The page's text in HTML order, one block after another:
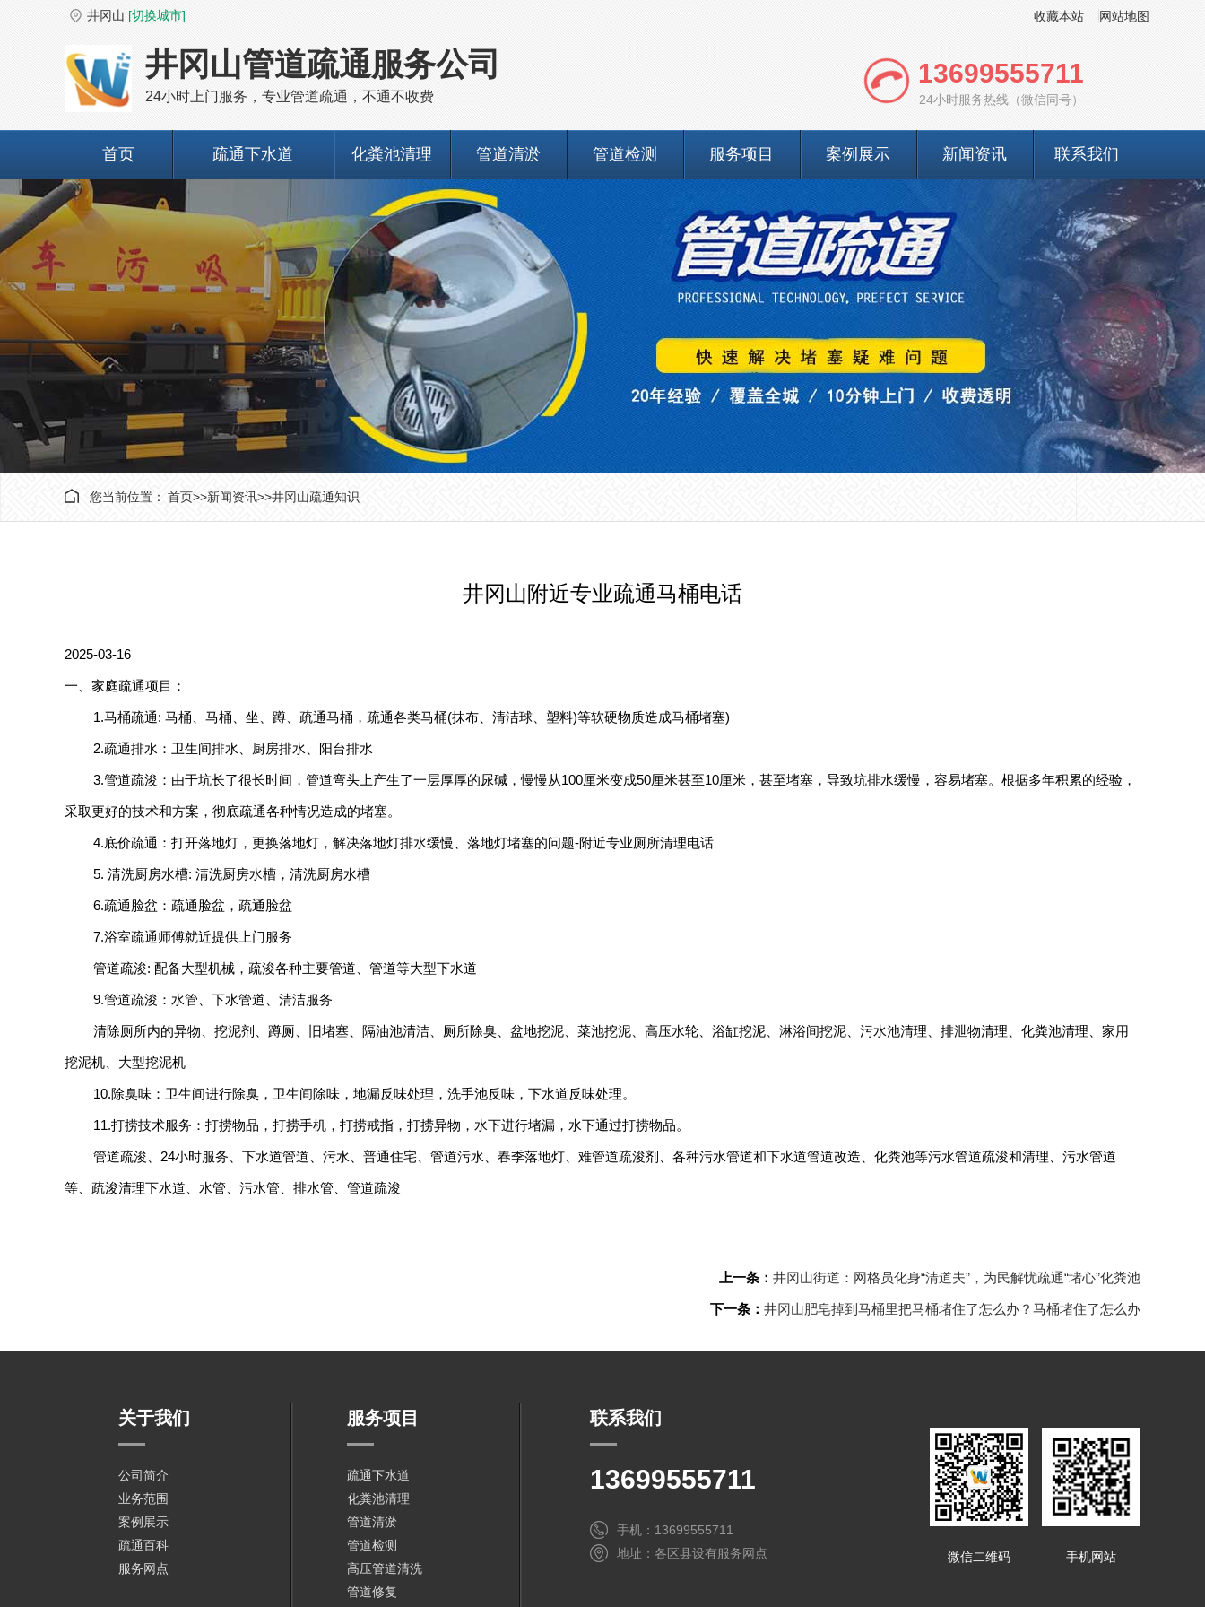
井冈山 [切换城市] 收藏本站 网站地图
井冈山管道疏通服务公司
24小时上门服务，专业管道疏通，不通不收费
13699555711
24小时服务热线（微信同号）
首页 疏通下水道 化粪池清理 管道清淤 管道检测 服务项目 案例展示 新闻资讯 联系我们
您当前位置： 首页>>新闻资讯>>井冈山疏通知识
井冈山附近专业疏通马桶电话
2025-03-16
一、家庭疏通项目：
1.马桶疏通: 马桶、马桶、坐、蹲、疏通马桶，疏通各类马桶(抹布、清洁球、塑料)等软硬物质造成马桶堵塞)
2.疏通排水：卫生间排水、厨房排水、阳台排水
3.管道疏浚：由于坑长了很长时间，管道弯头上产生了一层厚厚的尿碱，慢慢从100厘米变成50厘米甚至10厘米，甚至堵塞，导致坑排水缓慢，容易堵塞。根据多年积累的经验，
采取更好的技术和方案，彻底疏通各种情况造成的堵塞。
4.底价疏通：打开落地灯，更换落地灯，解决落地灯排水缓慢、落地灯堵塞的问题-附近专业厕所清理电话
5. 清洗厨房水槽: 清洗厨房水槽，清洗厨房水槽
6.疏通脸盆：疏通脸盆，疏通脸盆
7.浴室疏通师傅就近提供上门服务
管道疏浚: 配备大型机械，疏浚各种主要管道、管道等大型下水道
9.管道疏浚：水管、下水管道、清洁服务
清除厕所内的异物、挖泥剂、蹲厕、旧堵塞、隔油池清洁、厕所除臭、盆地挖泥、菜池挖泥、高压水轮、浴缸挖泥、淋浴间挖泥、污水池清理、排泄物清理、化粪池清理、家用
挖泥机、大型挖泥机
10.除臭味：卫生间进行除臭，卫生间除味，地漏反味处理，洗手池反味，下水道反味处理。
11.打捞技术服务：打捞物品，打捞手机，打捞戒指，打捞异物，水下进行堵漏，水下通过打捞物品。
管道疏浚、24小时服务、下水道管道、污水、普通住宅、管道污水、春季落地灯、难管道疏浚剂、各种污水管道和下水道管道改造、化粪池等污水管道疏浚和清理、污水管道
等、疏浚清理下水道、水管、污水管、排水管、管道疏浚
上一条： 井冈山街道：网格员化身“清道夫”，为民解忧疏通“堵心”化粪池
下一条： 井冈山肥皂掉到马桶里把马桶堵住了怎么办？马桶堵住了怎么办
关于我们
公司简介
业务范围
案例展示
疏通百科
服务网点
服务项目
疏通下水道
化粪池清理
管道清淤
管道检测
高压管道清洗
管道修复
联系我们
13699555711
手机：13699555711
地址：各区县设有服务网点
微信二维码 手机网站